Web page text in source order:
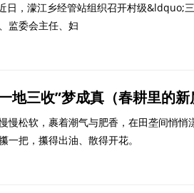
，濛江乡经管站组织召开村级&ldquo;
监委会主任、妇
地三收”梦成真（春耕里的新
松软，裹着潮气与肥香，在田垄间悄
把，攥得出油、散得开花。